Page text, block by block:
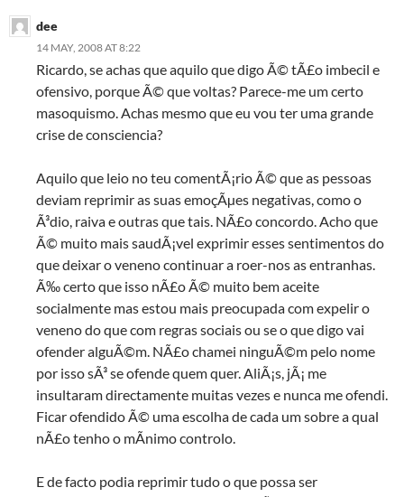
dee
14 MAY, 2008 AT 8:22
Ricardo, se achas que aquilo que digo Ã© tÃ£o imbecil e
ofensivo, porque Ã© que voltas? Parece-me um certo
masoquismo. Achas mesmo que eu vou ter uma grande
crise de consciencia?
Aquilo que leio no teu comentÃ¡rio Ã© que as pessoas
deviam reprimir as suas emoçÃµes negativas, como o
Ã³dio, raiva e outras que tais. NÃ£o concordo. Acho que
Ã© muito mais saudÃ¡vel exprimir esses sentimentos do
que deixar o veneno continuar a roer-nos as entranhas.
Ã‰ certo que isso nÃ£o Ã© muito bem aceite
socialmente mas estou mais preocupada com expelir o
veneno do que com regras sociais ou se o que digo vai
ofender alguÃ©m. NÃ£o chamei ninguÃ©m pelo nome
por isso sÃ³ se ofende quem quer. AliÃ¡s, jÃ¡ me
insultaram directamente muitas vezes e nunca me ofendi.
Ficar ofendido Ã© uma escolha de cada um sobre a qual
nÃ£o tenho o mÃ­nimo controlo.
E de facto podia reprimir tudo o que possa ser